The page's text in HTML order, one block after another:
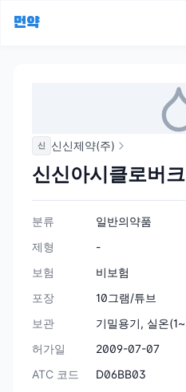
먼약
신 신신제약(주)
신신아시클로버
분류
일반의약품
제형
-
보험
비보험
포장
10그램/튜브
보관
기밀용기, 실온
허가일
2009-07-07
ATC 코드
D06BB03